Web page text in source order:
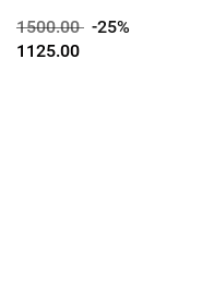
1500.00 -25%
1125.00